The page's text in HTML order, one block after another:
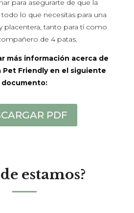
para asegurarte de que la
lo que necesitas para una
placentera, tanto para tí como
de 4 patas.
más información acerca de
Friendly en el siguiente
documento:
PDF
estamos?